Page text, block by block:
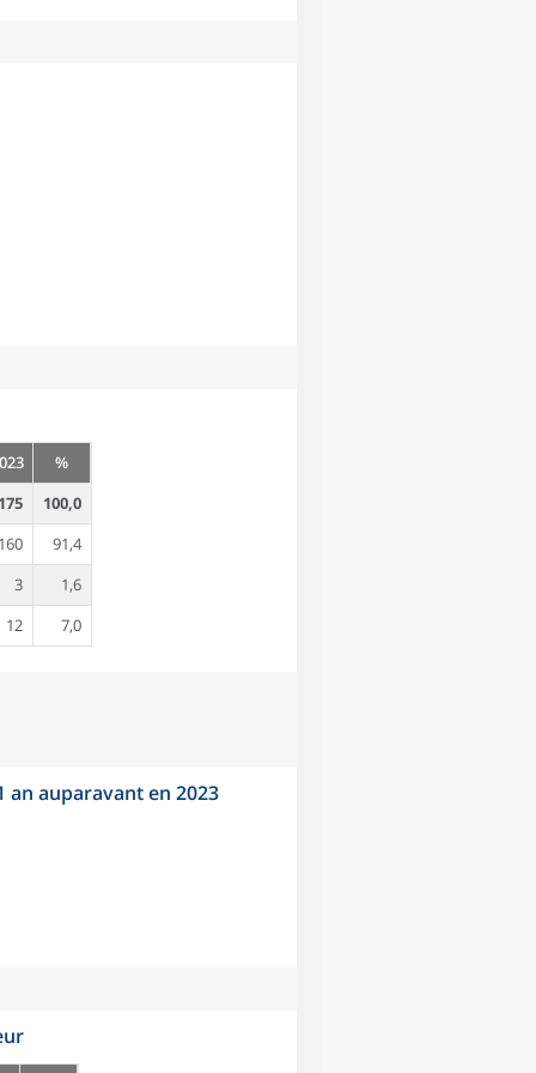
%
100,0
91,4
3
1,6
12
7,0
an auparavant en 2023